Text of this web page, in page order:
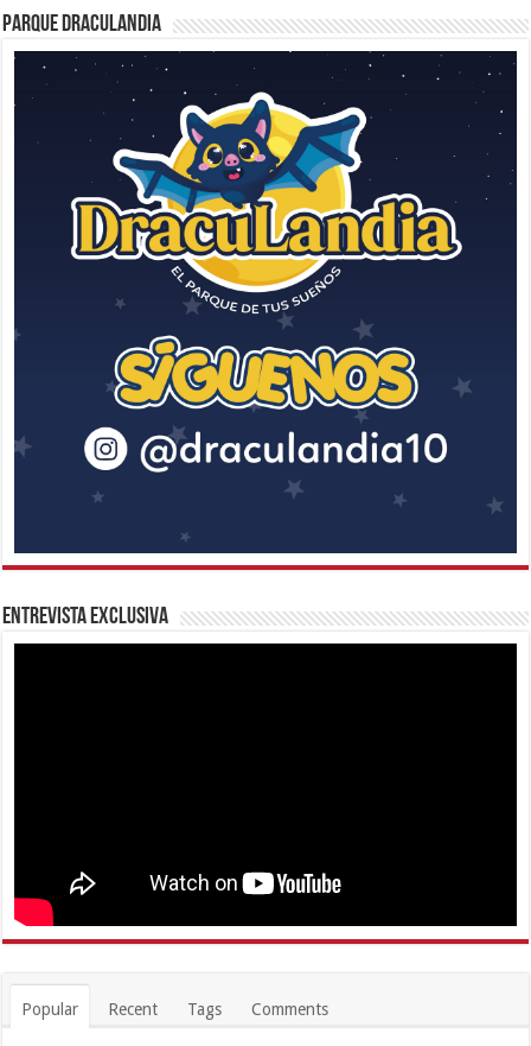
Parque Draculandia
Entrevista Exclusiva
Popular Recent Tags Comments